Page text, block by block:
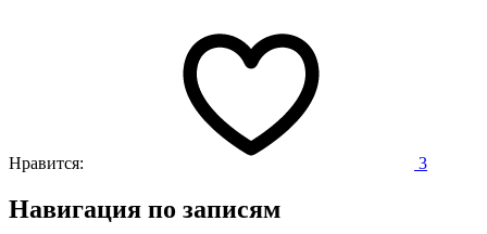
Нравится: 3
Навигация по записям